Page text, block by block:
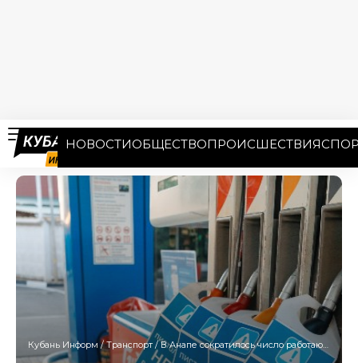
НОВОСТИОБЩЕСТВОПРОИСШЕСТВИЯ
Кубань Информ /Транспорт /В Анапе сократилось число работающих АЗС — утром 7 июля открылись 24 АЗС